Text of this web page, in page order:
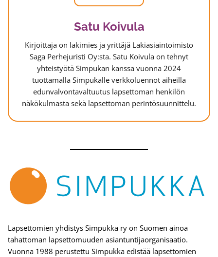
Satu Koivula
Kirjoittaja on lakimies ja yrittäjä Lakiasiaintoimisto
Saga Perhejuristi Oy:sta. Satu Koivula on tehnyt
yhteistyötä Simpukan kanssa vuonna 2024
tuottamalla Simpukalle verkkoluennot aiheilla
edunvalvontavaltuutus lapsettoman henkilön
näkökulmasta sekä lapsettoman perintösuunnittelu.
Lapsettomien yhdistys Simpukka ry on Suomen ainoa
tahattoman lapsettomuuden asiantuntijaorganisaatio.
Vuonna 1988 perustettu Simpukka edistää lapsettomien